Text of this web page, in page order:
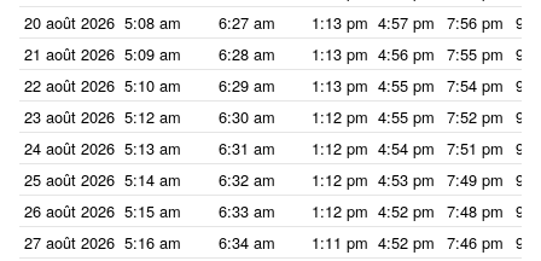
20 août 2026 5:08 am 6:27 am 1:13 pm 4:57 pm 7:56 pm
21 août 2026 5:09 am 6:28 am 1:13 pm 4:56 pm 7:55 pm
22 août 2026 5:10 am 6:29 am 1:13 pm 4:55 pm 7:54 pm
23 août 2026 5:12 am 6:30 am 1:12 pm 4:55 pm 7:52 pm
24 août 2026 5:13 am 6:31 am 1:12 pm 4:54 pm 7:51 pm
25 août 2026 5:14 am 6:32 am 1:12 pm 4:53 pm 7:49 pm
26 août 2026 5:15 am 6:33 am 1:12 pm 4:52 pm 7:48 pm
27 août 2026 5:16 am 6:34 am 1:11 pm 4:52 pm 7:46 pm